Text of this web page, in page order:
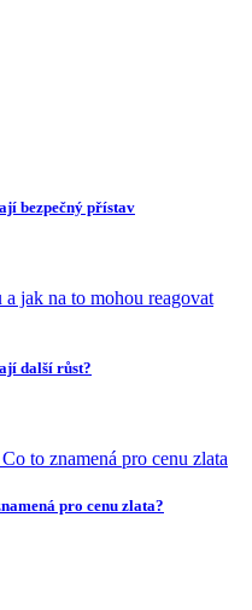
bezpečný přístav
další růst?
pro cenu zlata?